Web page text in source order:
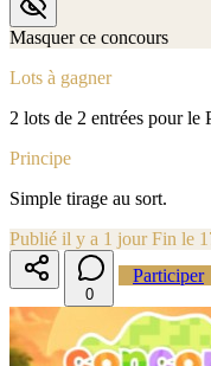
Masquer ce concours
Lots à gagner
2 lots de 2 entrées pour le
Principe
Simple tirage au sort.
Publié il y a 1 jour Fin le
0
Participer